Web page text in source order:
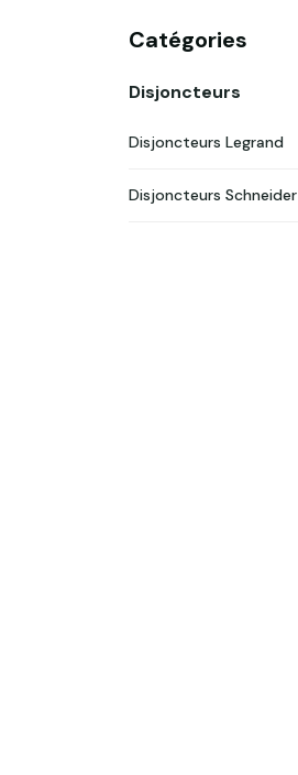
Catégories
Disjoncteurs
Disjoncteurs Legrand
Disjoncteurs Schneider